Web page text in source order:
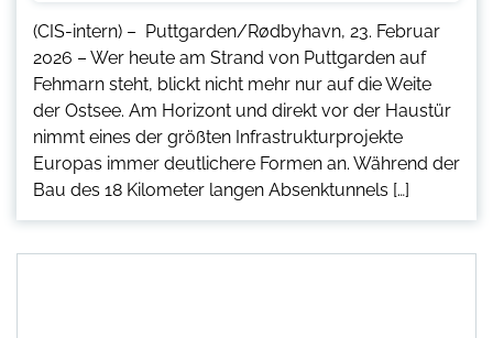
(CIS-intern) – Puttgarden/Rødbyhavn, 23. Februar
2026 – Wer heute am Strand von Puttgarden auf
Fehmarn steht, blickt nicht mehr nur auf die Weite
der Ostsee. Am Horizont und direkt vor der Haustür
nimmt eines der größten Infrastrukturprojekte
Europas immer deutlichere Formen an. Während der
Bau des 18 Kilometer langen Absenktunnels […]